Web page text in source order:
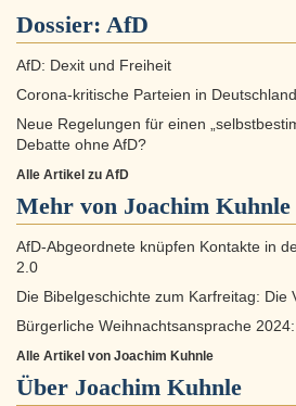
Dossier: AfD
AfD: Dexit und Freiheit
Corona-kritische Parteien in
Neue Regelungen für einen
Debatte ohne AfD?
Alle Artikel zu AfD
Mehr von Joachim Kuhnle
AfD-Abgeordnete knüpfen Kontakte in
2.0
Die Bibelgeschichte zum Karfreitag: Die
Bürgerliche Weihnachtsansprache
Alle Artikel von Joachim Kuhnle
Über Joachim Kuhnle